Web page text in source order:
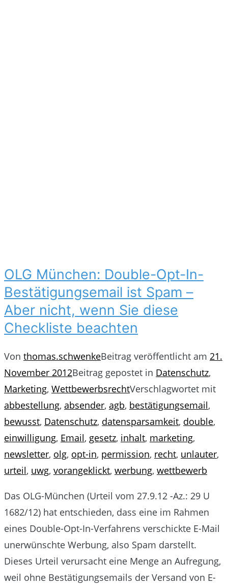
OLG München: Double-Opt-In-
Bestätigungsemail ist Spam –
Aber nicht, wenn Sie diese
Checkliste beachten
Von thomas.schwenkeBeitrag veröffentlicht am 21.
November 2012Beitrag gepostet in Datenschutz,
Marketing, WettbewerbsrechtVerschlagwortet mit
abbestellung, absender, agb, bestätigungsemail,
bewusst, Datenschutz, datensparsamkeit, double,
einwilligung, Email, gesetz, inhalt, marketing,
newsletter, olg, opt-in, permission, recht, unlauter,
urteil, uwg, vorangeklickt, werbung, wettbewerb
Das OLG-München (Urteil vom 27.9.12 -Az.: 29 U
1682/12) hat entschieden, dass eine im Rahmen
eines Double-Opt-In-Verfahrens verschickte E-Mail
unerwünschte Werbung, also Spam darstellt.
Dieses Urteil verursacht eine Menge an Aufregung,
weil ohne Bestätigungsemails der Versand von E-